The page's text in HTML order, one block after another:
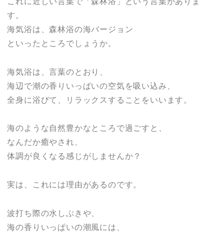
す。
海気浴は、森林浴の海バージョン
といったところでしょうか。
海気浴は、言葉のとおり、
海辺で潮の香りいっぱいの空気を吸い込み、
全身に浴びて、リラックスすることをいいます。
海のような自然豊かなところで過ごすと、
なんだか癒やされ、
体調が良くなる感じがしませんか？
実は、これには理由があるのです。
波打ち際の水しぶきや、
海の香りいっぱいの潮風には、